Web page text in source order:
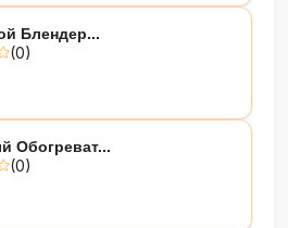
Блендер...
(0)
Обогреват...
(0)